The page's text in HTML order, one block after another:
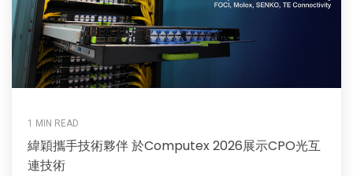
1 MIN READ
緯穎攜手技術夥伴 於Computex 2026展示CPO光互
連技術